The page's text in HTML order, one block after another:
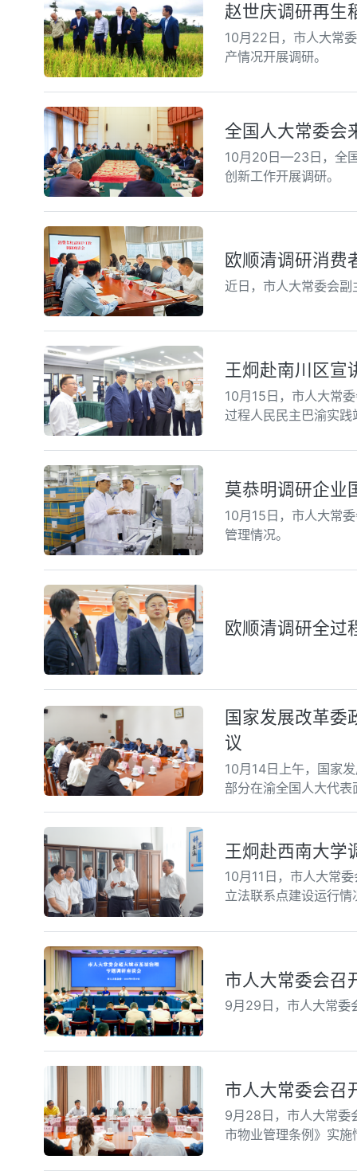
赵世庆调研再生
10月22日，市人大常
产情况开展调研。
全国人大常委会
10月20日—23日，全
创新工作开展调研。
欧顺清调研消费
近日，市人大常委会
王炯赴南川区宣
10月15日，市人大常
过程人民民主巴渝实践
莫恭明调研企业
10月15日，市人大常
管理情况。
欧顺清调研全过
国家发展改革委
议
10月14日上午，国家
部分在渝全国人大代表
王炯赴西南大学
10月11日，市人大常
立法联系点建设运行情
市人大常委会召
9月29日，市人大常委
市人大常委会召
9月28日，市人大常委
市物业管理条例》实